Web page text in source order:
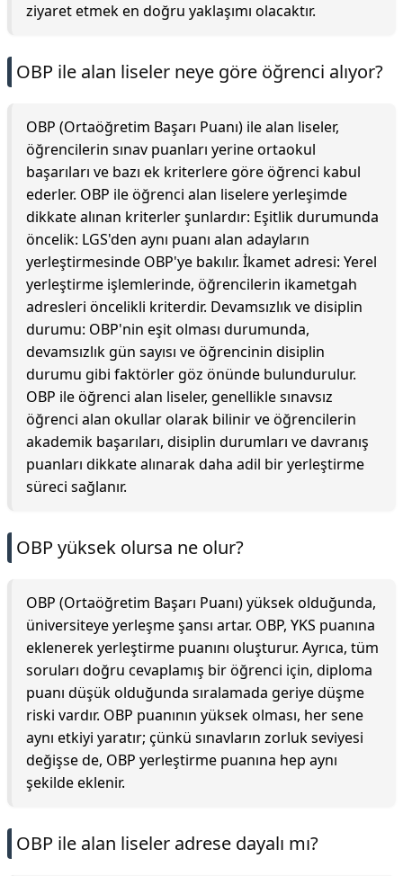
ziyaret etmek en doğru yaklaşımı olacaktır.
OBP ile alan liseler neye göre öğrenci alıyor?
OBP (Ortaöğretim Başarı Puanı) ile alan liseler,
öğrencilerin sınav puanları yerine ortaokul
başarıları ve bazı ek kriterlere göre öğrenci kabul
ederler. OBP ile öğrenci alan liselere yerleşimde
dikkate alınan kriterler şunlardır: Eşitlik durumunda
öncelik: LGS'den aynı puanı alan adayların
yerleştirmesinde OBP'ye bakılır. İkamet adresi: Yerel
yerleştirme işlemlerinde, öğrencilerin ikametgah
adresleri öncelikli kriterdir. Devamsızlık ve disiplin
durumu: OBP'nin eşit olması durumunda,
devamsızlık gün sayısı ve öğrencinin disiplin
durumu gibi faktörler göz önünde bulundurulur.
OBP ile öğrenci alan liseler, genellikle sınavsız
öğrenci alan okullar olarak bilinir ve öğrencilerin
akademik başarıları, disiplin durumları ve davranış
puanları dikkate alınarak daha adil bir yerleştirme
süreci sağlanır.
OBP yüksek olursa ne olur?
OBP (Ortaöğretim Başarı Puanı) yüksek olduğunda,
üniversiteye yerleşme şansı artar. OBP, YKS puanına
eklenerek yerleştirme puanını oluşturur. Ayrıca, tüm
soruları doğru cevaplamış bir öğrenci için, diploma
puanı düşük olduğunda sıralamada geriye düşme
riski vardır. OBP puanının yüksek olması, her sene
aynı etkiyi yaratır; çünkü sınavların zorluk seviyesi
değişse de, OBP yerleştirme puanına hep aynı
şekilde eklenir.
OBP ile alan liseler adrese dayalı mı?